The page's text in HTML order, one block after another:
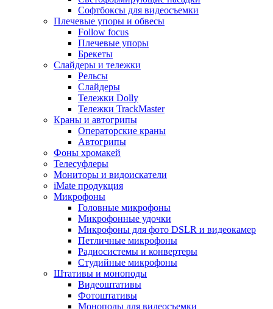
Софтбоксы для видеосъемки
Плечевые упоры и обвесы
Follow focus
Плечевые упоры
Брекеты
Слайдеры и тележки
Рельсы
Слайдеры
Тележки Dolly
Тележки TrackMaster
Краны и автогрипы
Операторские краны
Автогрипы
Фоны хромакей
Телесуфлеры
Мониторы и видоискатели
iMate продукция
Микрофоны
Головные микрофоны
Микрофонные удочки
Микрофоны для фото DSLR и видеокамер
Петличные микрофоны
Радиосистемы и конвертеры
Студийные микрофоны
Штативы и моноподы
Видеоштативы
Фотоштативы
Моноподы для видеосъемки